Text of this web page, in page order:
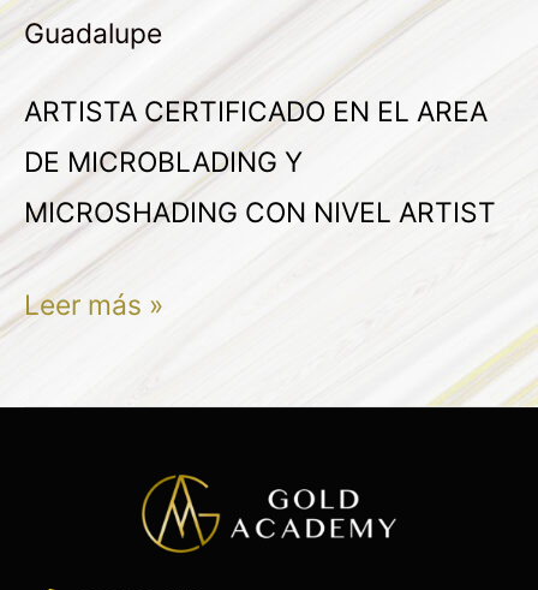
Guadalupe
ARTISTA CERTIFICADO EN EL AREA
DE MICROBLADING Y
MICROSHADING CON NIVEL ARTIST
Leer más »